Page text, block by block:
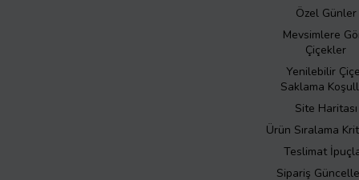
Özel Günler
Mevsimlere
Çiçekler
Yenilebilir
Saklama
Site Haritası
Ürün Sıralama
Teslimat
Sipariş